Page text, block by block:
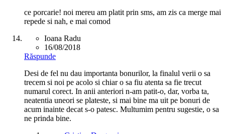
ce porcarie! noi mereu am platit prin sms, am zis ca merge mai
repede si nah, e mai comod
Ioana Radu
16/08/2018
Răspunde
Desi de fel nu dau importanta bonurilor, la finalul verii o sa
trecem si noi pe acolo si chiar o sa fiu atenta sa fie trecut
numarul corect. In anii anteriori n-am patit-o, dar, vorba ta,
neatentia uneori se plateste, si mai bine ma uit pe bonuri de
acum inainte decat s-o patesc. Multumim pentru sugestie, o sa
ne prinda bine.